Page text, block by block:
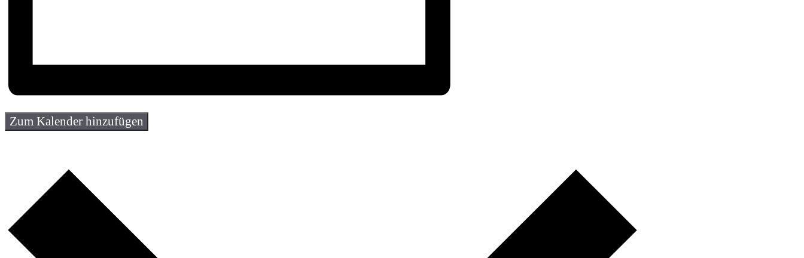
Zum Kalender hinzufügen